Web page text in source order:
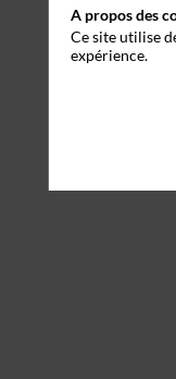
?
Afin
prendre
(temps estimé
A propos des
Ce site utilise
expérience.